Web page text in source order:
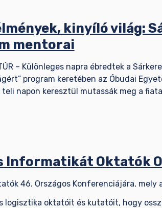
kinyíló világ:
mentorai
– Különleges napra ébredtek a
program keretében az Óbudai
teli napon keresztül mutassák meg a
Informatikát Oktatók
46. Országos Konferenciájára, mely
oktatóit és kutatóit, hogy